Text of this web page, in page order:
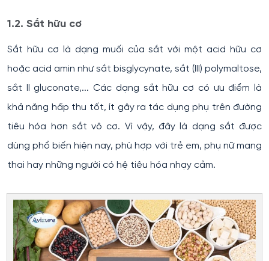
1.2. Sắt hữu cơ
Sắt hữu cơ là dạng muối của sắt với một acid hữu cơ
hoặc acid amin như sắt bisglycynate, sắt (III) polymaltose,
sắt II gluconate,... Các dạng sắt hữu cơ có ưu điểm là
khả năng hấp thu tốt, ít gây ra tác dụng phụ trên đường
tiêu hóa hơn sắt vô cơ. Vì vậy, đây là dạng sắt được
dùng phổ biến hiện nay, phù hợp với trẻ em, phụ nữ mang
thai hay những người có hệ tiêu hóa nhạy cảm.